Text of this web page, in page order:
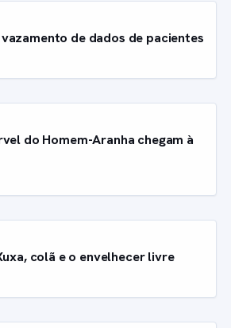
de dados de pacientes
do Homem-Aranha chegam à
colã e o envelhecer livre